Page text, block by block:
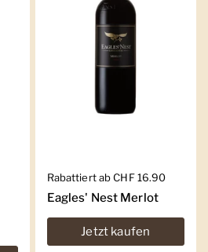
Regulärer Preis
Rabattiert ab CHF 16.90
Eagles' Nest Merlot
Jetzt kaufen